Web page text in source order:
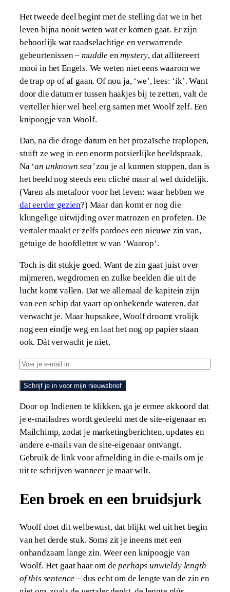
Het tweede deel begint met de stelling dat we in het
leven bijna nooit weten wat er komen gaat. Er zijn
behoorlijk wat raadselachtige en verwarrende
gebeurtenissen –muddle enmystery, dat allitereert
mooi in het Engels. We weten niet eens waarom we
de trap op of af gaan. Of nou ja, ‘we’, lees: ‘ik’. Want
door die datum er tussen haakjes bij te zetten, valt de
verteller hier wel heel erg samen met Woolf zelf. Een
knipoogje van Woolf.
Dan, na die droge datum en het prozaïsche traplopen,
stuift ze weg in een enorm potsierlijke beeldspraak.
Na ‘an unknown sea’zou je al kunnen stoppen, dan is
het beeld nog steeds een cliché maar al wel duidelijk.
(Varen als metafoor voor het leven: waar hebben we
dat eerder gezien?) Maar dan komt er nog die
klungelige uitwijding over matrozen en profeten. De
vertaler maakt er zelfs pardoes een nieuwe zin van,
getuige de hoofdletter w van ‘Waarop’.
Toch is dit stukje goed. Want de zin gaat juist over
mijmeren, wegdromen en zulke beelden die uit de
lucht komt vallen. Dat we allemaal de kapitein zijn
van een schip dat vaart op onbekende wateren, dat
verwacht je. Maar hupsakee, Woolf droomt vrolijk
nog een eindje weg en laat het nog op papier staan
ook. Dát verwacht je niet.
Schrijf je in voor mijn nieuwsbrief
Door op Indienen te klikken, ga je ermee akkoord dat
je e-mailadres wordt gedeeld met de site-eigenaar en
Mailchimp, zodat je marketingberichten, updates en
andere e-mails van de site-eigenaar ontvangt.
Gebruik de link voor afmelding in die e-mails om je
uit te schrijven wanneer je maar wilt.
Een broek en een bruidsjurk
Woolf doet dit welbewust, dat blijkt wel uit het begin
van het derde stuk. Soms zit je ineens met een
onhandzaam lange zin. Weer een knipoogje van
Woolf. Het gaat haar om deperhaps unwieldy length
of this sentence – dus echt om de lengte van de zin en